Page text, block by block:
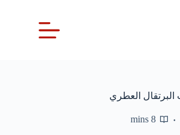
8 mins